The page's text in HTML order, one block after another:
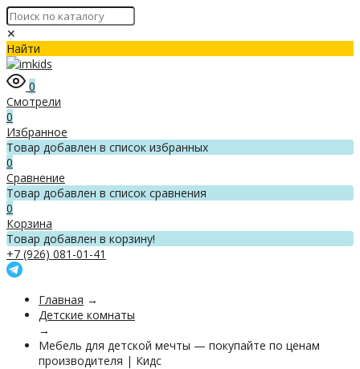
✕
Найти
0
Смотрели
0
Избранное
Товар добавлен в список избранных
0
Сравнение
Товар добавлен в список сравнения
0
Корзина
Товар добавлен в корзину!
+7 (926) 081-01-41
Главная →
Детские комнаты
→
Мебель для детской мечты — покупайте по ценам
производителя | Кидс